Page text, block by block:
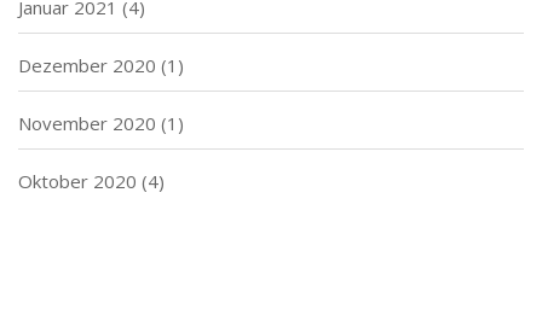
Januar 2021 (4)
Dezember 2020 (1)
November 2020 (1)
Oktober 2020 (4)